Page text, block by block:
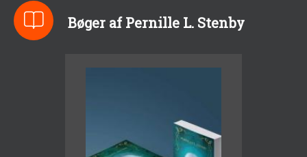
Bøger af Pernille L. Stenby